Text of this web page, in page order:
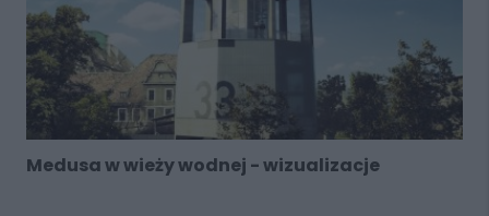
Medusa w wieży wodnej - wizualizacje